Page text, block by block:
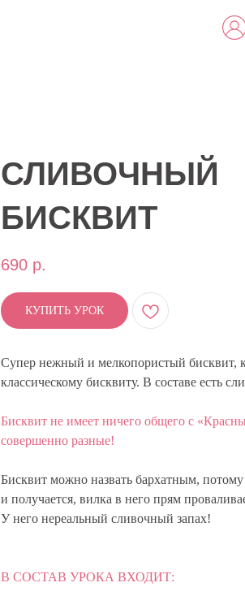
СЛИВОЧНЫЙ
БИСКВИТ
690 р.
КУПИТЬ УРОК
Супер нежный и мелкопористый бисквит,
классическому бисквиту. В составе есть
Бисквит не имеет ничего общего с
совершенно разные!
Бисквит можно назвать бархатным,
и получается, вилка в него прям
У него нереальный сливочный запах!
В СОСТАВ УРОКА ВХОДИТ: